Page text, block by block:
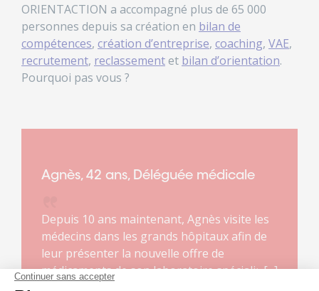
ORIENTACTION a accompagné plus de 65 000
personnes depuis sa création en bilan de
compétences, création d’entreprise, coaching, VAE,
recrutement, reclassementet bilan d’orientation.
Pourquoi pas vous ?
Agnès, 42 ans, Déléguée médicale
Depuis 10 ans maintenant, Agnès visite les
médecins dans les grands hôpitaux afin de
leur présenter la nouvelle offre de
médicaments de son laboratoire spécialisé